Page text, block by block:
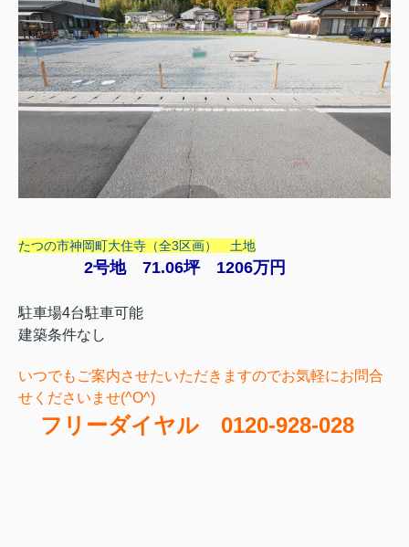
たつの市神岡町大住寺（全3区画） 土地
2号地 71.06坪 1206万円
駐車場4台駐車可能
建築条件なし
いつでもご案内させたいただきますのでお気軽にお問合
せくださいませ(^O^)
フリーダイヤル 0120-928-028